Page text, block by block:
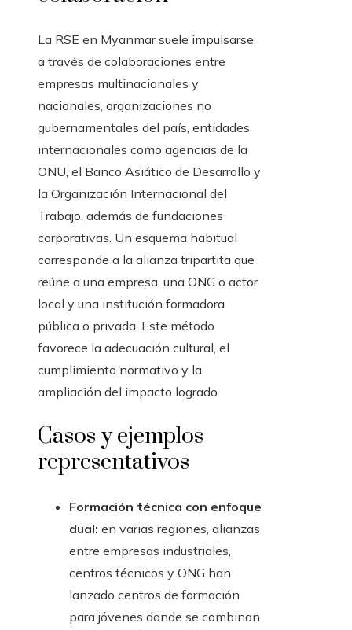
La RSE en Myanmar suele impulsarse
a través de colaboraciones entre
empresas multinacionales y
nacionales, organizaciones no
gubernamentales del país, entidades
internacionales como agencias de la
ONU, el Banco Asiático de Desarrollo y
la Organización Internacional del
Trabajo, además de fundaciones
corporativas. Un esquema habitual
corresponde a la alianza tripartita que
reúne a una empresa, una ONG o actor
local y una institución formadora
pública o privada. Este método
favorece la adecuación cultural, el
cumplimiento normativo y la
ampliación del impacto logrado.
Casos y ejemplos
representativos
Formación técnica con enfoque
dual: en varias regiones, alianzas
entre empresas industriales,
centros técnicos y ONG han
lanzado centros de formación
para jóvenes donde se combinan